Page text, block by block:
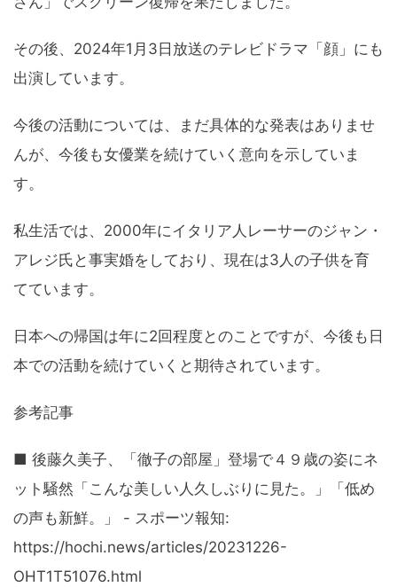
その後、2024年1月3日放送のテレビドラマ「顔」にも
出演しています。
今後の活動については、まだ具体的な発表はありませ
んが、今後も女優業を続けていく意向を示していま
す。
私生活では、2000年にイタリア人レーサーのジャン・
アレジ氏と事実婚をしており、現在は3人の子供を育
てています。
日本への帰国は年に2回程度とのことですが、今後も日
本での活動を続けていくと期待されています。
参考記事
■ 後藤久美子、「徹子の部屋」登場で４９歳の姿にネ
ット騒然「こんな美しい人久しぶりに見た。」「低め
の声も新鮮。」 - スポーツ報知:
https://hochi.news/articles/20231226-
OHT1T51076.html